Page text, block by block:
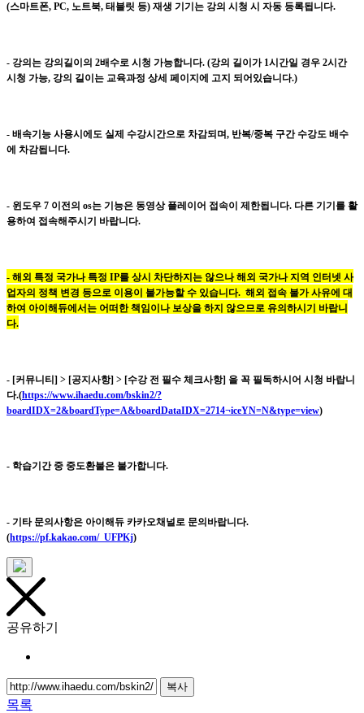
(스마트폰, PC, 노트북, 태블릿 등) 재생 기기는 강의 시청 시 자동 등록됩니다.
- 강의는 강의길이의 2배수로 시청 가능합니다. (강의 길이가 1시간일 경우 2시간
시청 가능, 강의 길이는 교육과정 상세 페이지에 고지 되어있습니다.)
- 배속기능 사용시에도 실제 수강시간으로 차감되며, 반복/중복 구간 수강도 배수
에 차감됩니다.
- 윈도우 7 이전의 os는 기능은 동영상 플레이어 접속이 제한됩니다. 다른 기기를 활
용하여 접속해주시기 바랍니다.
- 해외 특정 국가나 특정 IP를 상시 차단하지는 않으나 해외 국가나 지역 인터넷 사
업자의 정책 변경 등으로 이용이 불가능할 수 있습니다. 해외 접속 불가 사유에 대
하여 아이해듀에서는 어떠한 책임이나 보상을 하지 않으므로 유의하시기 바랍니
다.
- [커뮤니티] > [공지사항] > [수강 전 필수 체크사항] 을 꼭 필독하시어 시청 바랍니
다.(https://www.ihaedu.com/bskin2/?
boardIDX=2&boardType=A&boardDataIDX=2714¬iceYN=N&type=view)
- 학습기간 중 중도환불은 불가합니다.
- 기타 문의사항은 아이해듀 카카오채널로 문의바랍니다.
(https://pf.kakao.com/_UFPKj)
공유하기
복사
목록